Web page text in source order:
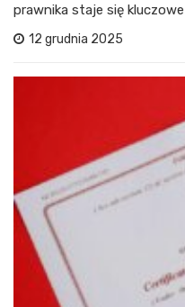
prawnika staje się
12 grudnia 2025